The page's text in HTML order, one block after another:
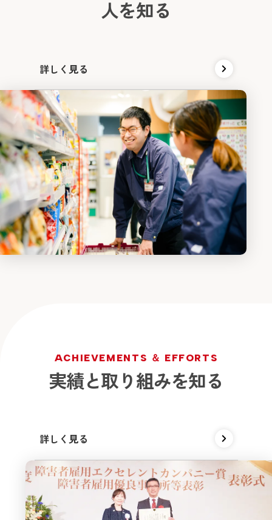
人を知る
詳しく見る
ACH IEVEM EN T S ＆ EFFOR T S
実績と取り組みを知る
詳しく見る